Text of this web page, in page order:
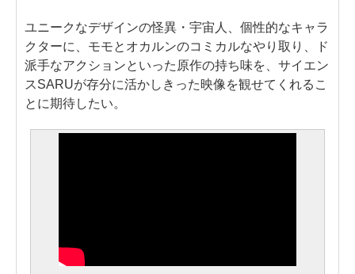
ユニークなデザインの怪異・宇宙人、個性的なキャラ
クターに、モモとオカルンのコミカルなやり取り、ド
派手なアクションといった原作の持ち味を、サイエン
スSARUが存分に活かしきった映像を観せてくれるこ
とに期待したい。